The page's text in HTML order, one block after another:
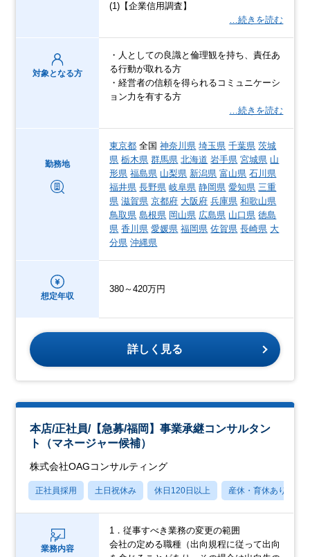
(1)【企業信用調査】
…続きを読む
対象となる方
・人としての良識と倫理観を持ち、責任あ
る行動が取れる方
・経営者の信頼を得られるコミュニケーシ
ョン力を有する方
…続きを読む
勤務地
東京都 全国神奈川県 埼玉県 千葉県 茨城
県 栃木県 群馬県 北海道 岩手県 宮城県 山
形県 福島県 山梨県 新潟県 富山県 石川県
福井県 長野県 岐阜県 静岡県 愛知県 三重
県 滋賀県 京都府 大阪府 兵庫県 和歌山県
鳥取県 島根県 岡山県 広島県 山口県 徳島
県 香川県 愛媛県 福岡県 佐賀県 長崎県 大
分県 沖縄県
想定年収
380～420万円
詳しく見る
本店/正社員/【急募/福岡】事業承継コンサルタン
ト（マネージャー候補）
株式会社OAGコンサルティング
正社員採用 土日祝休み 休日120日以上 産休・育休あり
業務内容
1．従事すべき業務の変更の範囲
会社の定める職種（出向規程に従って出向